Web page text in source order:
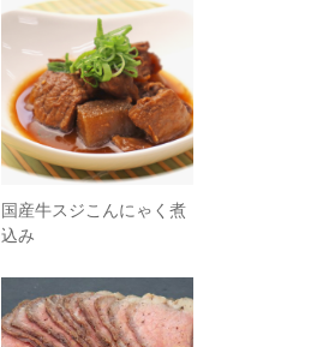
国産牛スジこんにゃく煮
込み